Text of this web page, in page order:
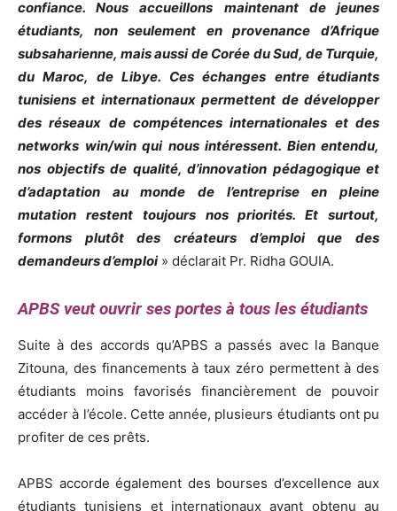
confiance. Nous accueillons maintenant de jeunes
étudiants, non seulement en provenance d’Afrique
subsaharienne, mais aussi de Corée du Sud, de Turquie,
du Maroc, de Libye. Ces échanges entre étudiants
tunisiens et internationaux permettent de développer
des réseaux de compétences internationales et des
networks win/win qui nous intéressent. Bien entendu,
nos objectifs de qualité, d’innovation pédagogique et
d’adaptation au monde de l’entreprise en pleine
mutation restent toujours nos priorités. Et surtout,
formons plutôt des créateurs d’emploi que des
demandeurs d’emploi» déclarait Pr. Ridha GOUIA.
APBS veut ouvrir ses portes à tous les étudiants
Suite à des accords qu’APBS a passés avec la Banque
Zitouna, des financements à taux zéro permettent à des
étudiants moins favorisés financièrement de pouvoir
accéder à l’école. Cette année, plusieurs étudiants ont pu
profiter de ces prêts.
APBS accorde également des bourses d’excellence aux
étudiants tunisiens et internationaux ayant obtenu au